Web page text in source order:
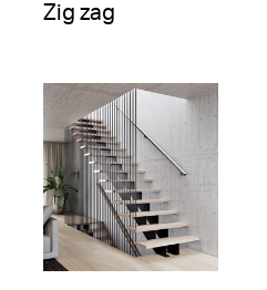
Zig zag